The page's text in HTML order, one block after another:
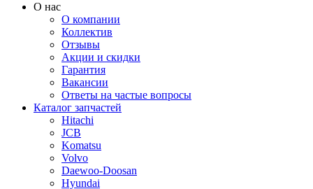
О нас
О компании
Коллектив
Отзывы
Акции и скидки
Гарантия
Вакансии
Ответы на частые вопросы
Каталог запчастей
Hitachi
JCB
Komatsu
Volvo
Daewoo-Doosan
Hyundai